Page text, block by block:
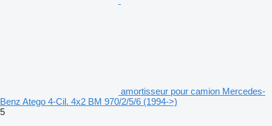
amortisseur pour camion Mercedes-
Benz Atego 4-Cil. 4x2 BM 970/2/5/6 (1994->)
5